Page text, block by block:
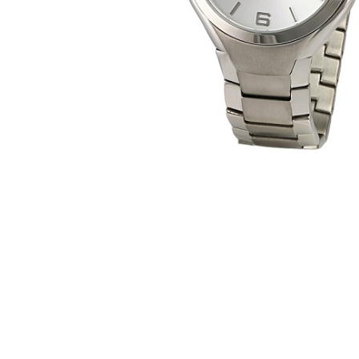
615
178
DIVAT KARÓRÁK (Curren, Oulm,Naviforce, D-
25